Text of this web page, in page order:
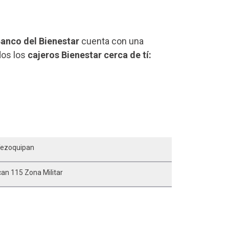
del Bienestar cuenta con una
los cajeros Bienestar cerca de tí:
115 Zona Militar